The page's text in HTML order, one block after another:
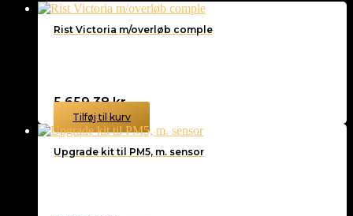
Rist Victoria m/overløb comple
5.659,38kr.
Tilføj til kurv
Upgrade kit til PM5, m. sensor